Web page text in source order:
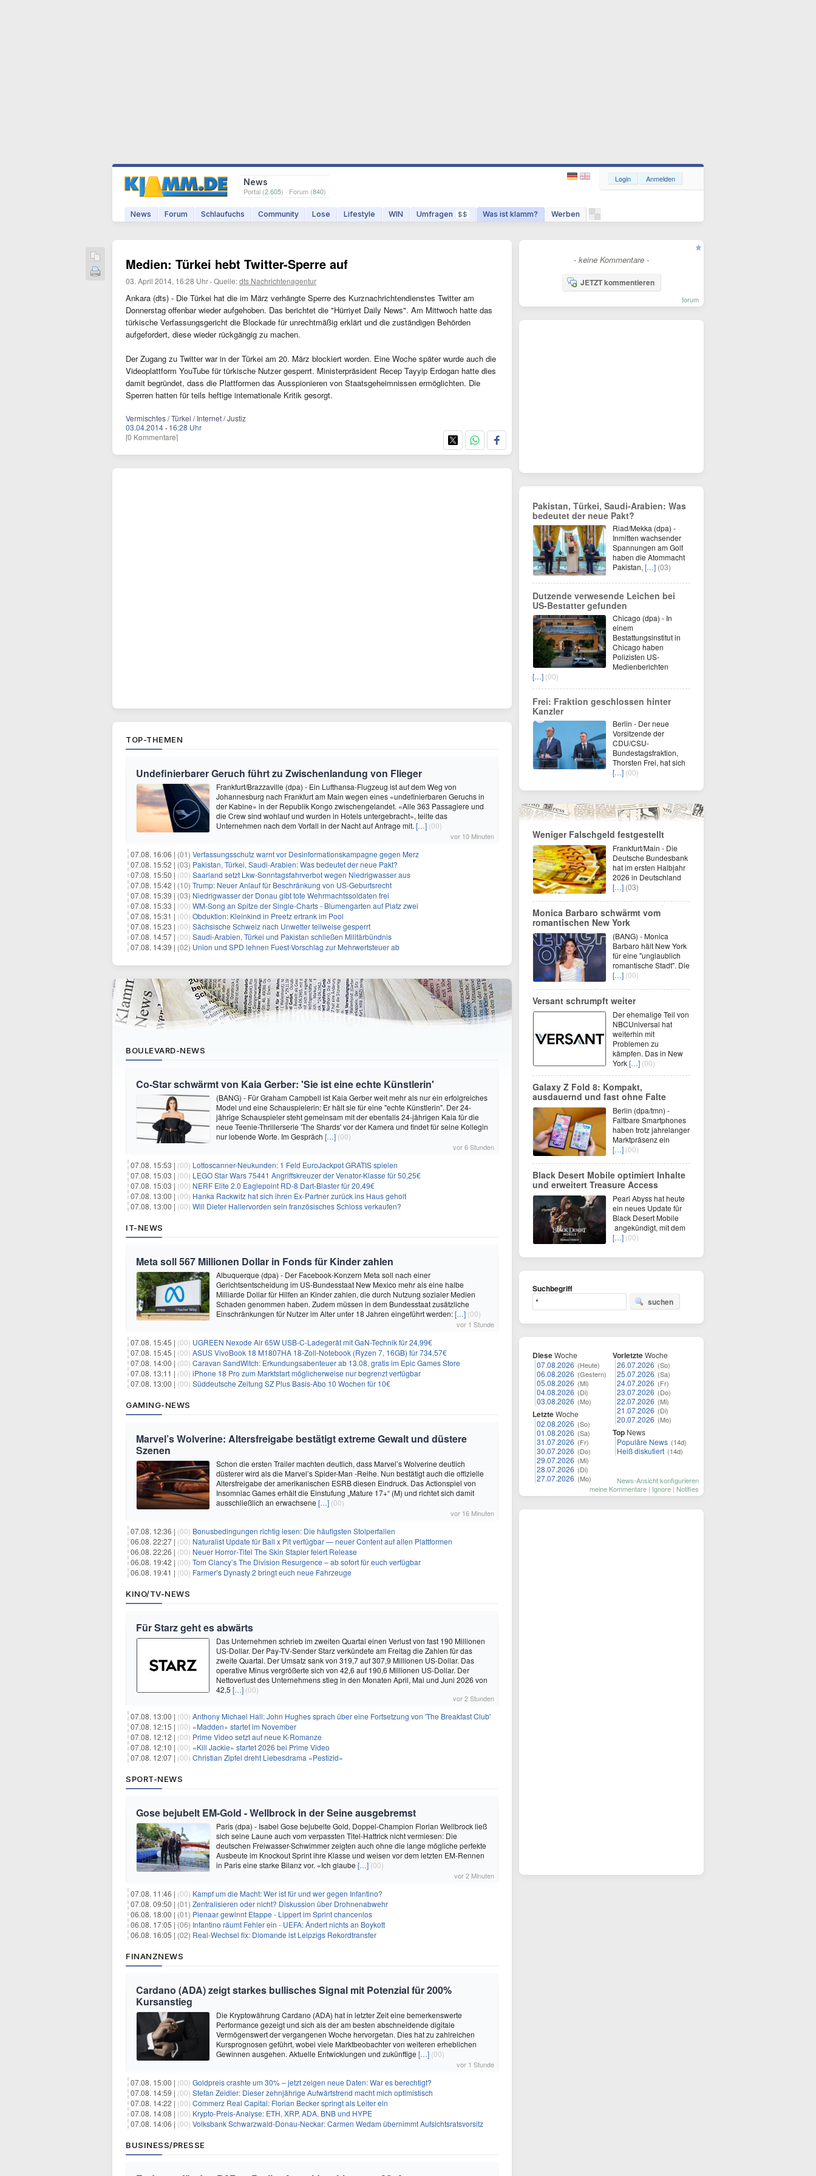
News
Portal (2.605) · Forum (840)
News Forum Schlaufuchs Community Lose Lifestyle WIN Umfragen $$ Was ist klamm? Werben
Login Anmelden
Medien: Türkei hebt Twitter-Sperre auf
03. April 2014, 16:28 Uhr ·Quelle:dts Nachrichtenagentur
Ankara (dts) - Die Türkei hat die im März verhängte Sperre des Kurznachrichtendienstes Twitter am
Donnerstag offenbar wieder aufgehoben. Das berichtet die "Hürriyet Daily News". Am Mittwoch hatte das
türkische Verfassungsgericht die Blockade für unrechtmäßig erklärt und die zuständigen Behörden
aufgefordert, diese wieder rückgängig zu machen.
Der Zugang zu Twitter war in der Türkei am 20. März blockiert worden. Eine Woche später wurde auch die
Videoplattform YouTube für türkische Nutzer gesperrt. Ministerpräsident Recep Tayyip Erdogan hatte dies
damit begründet, dass die Plattformen das Ausspionieren von Staatsgeheimnissen ermöglichten. Die
Sperren hatten für teils heftige internationale Kritik gesorgt.
Vermischtes / Türkei / Internet / Justiz
03.04.2014 · 16:28 Uhr
[0 Kommentare]
TOP-THEMEN
Undefinierbarer Geruch führt zu Zwischenlandung von Flieger
Frankfurt/Brazzaville (dpa) - Ein Lufthansa-Flugzeug ist auf dem Weg von
Johannesburg nach Frankfurt am Main wegen eines «undefinierbaren Geruchs in
der Kabine» in der Republik Kongo zwischengelandet. «Alle 363 Passagiere und
die Crew sind wohlauf und wurden in Hotels untergebracht», teilte das
Unternehmen nach dem Vorfall in der Nacht auf Anfrage mit. […] (00)
vor 10 Minuten
07.08. 16:06 | (01) Verfassungsschutz warnt vor Desinformationskampagne gegen Merz
07.08. 15:52 | (03) Pakistan, Türkei, Saudi-Arabien: Was bedeutet der neue Pakt?
07.08. 15:50 | (00) Saarland setzt Lkw-Sonntagsfahrverbot wegen Niedrigwasser aus
07.08. 15:42 | (10) Trump: Neuer Anlauf für Beschränkung von US-Geburtsrecht
07.08. 15:39 | (03) Niedrigwasser der Donau gibt tote Wehrmachtssoldaten frei
07.08. 15:33 | (00) WM-Song an Spitze der Single-Charts - Blumengarten auf Platz zwei
07.08. 15:31 | (00) Obduktion: Kleinkind in Preetz ertrank im Pool
07.08. 15:23 | (00) Sächsische Schweiz nach Unwetter teilweise gesperrt
07.08. 14:57 | (00) Saudi-Arabien, Türkei und Pakistan schließen Militärbündnis
07.08. 14:39 | (02) Union und SPD lehnen Fuest-Vorschlag zur Mehrwertsteuer ab
BOULEVARD-NEWS
Co-Star schwärmt von Kaia Gerber: 'Sie ist eine echte Künstlerin'
(BANG) - Für Graham Campbell ist Kaia Gerber weit mehr als nur ein erfolgreiches
Model und eine Schauspielerin: Er hält sie für eine "echte Künstlerin". Der 24-
jährige Schauspieler steht gemeinsam mit der ebenfalls 24-jährigen Kaia für die
neue Teenie-Thrillerserie 'The Shards' vor der Kamera und findet für seine Kollegin
nur lobende Worte. Im Gespräch […] (00)
vor 6 Stunden
07.08. 15:53 | (00) Lottoscanner-Neukunden: 1 Feld EuroJackpot GRATIS spielen
07.08. 15:03 | (00) LEGO Star Wars 75441 Angriffskreuzer der Venator-Klasse für 50,25€
07.08. 15:03 | (00) NERF Elite 2.0 Eaglepoint RD-8 Dart-Blaster für 20,49€
07.08. 13:00 | (00) Hanka Rackwitz hat sich ihren Ex-Partner zurück ins Haus geholt
07.08. 13:00 | (00) Will Dieter Hallervorden sein französisches Schloss verkaufen?
IT-NEWS
Meta soll 567 Millionen Dollar in Fonds für Kinder zahlen
Albuquerque (dpa) - Der Facebook-Konzern Meta soll nach einer
Gerichtsentscheidung im US-Bundesstaat New Mexico mehr als eine halbe
Milliarde Dollar für Hilfen an Kinder zahlen, die durch Nutzung sozialer Medien
Schaden genommen haben. Zudem müssen in dem Bundesstaat zusätzliche
Einschränkungen für Nutzer im Alter unter 18 Jahren eingeführt werden:[…] (00)
vor 1 Stunde
07.08. 15:45 | (00) UGREEN Nexode Air 65W USB-C-Ladegerät mit GaN-Technik für 24,99€
07.08. 15:45 | (00) ASUS VivoBook 18 M1807HA 18-Zoll-Notebook (Ryzen 7, 16GB) für 734,57€
07.08. 14:00 | (00) Caravan SandWitch: Erkundungsabenteuer ab 13.08. gratis im Epic Games Store
07.08. 13:11 | (00) iPhone 18 Pro zum Marktstart möglicherweise nur begrenzt verfügbar
07.08. 13:00 | (00) Süddeutsche Zeitung SZ Plus Basis-Abo 10 Wochen für 10€
GAMING-NEWS
Marvel’s Wolverine: Altersfreigabe bestätigt extreme Gewalt und düstere
Szenen
Schon die ersten Trailer machten deutlich, dass Marvel’s Wolverine deutlich
düsterer wird als die Marvel’s Spider-Man -Reihe. Nun bestätigt auch die offizielle
Altersfreigabe der amerikanischen ESRB diesen Eindruck. Das Actionspiel von
Insomniac Games erhält die Einstufung „Mature 17+“ (M) und richtet sich damit
ausschließlich an erwachsene […] (00)
vor 16 Minuten
07.08. 12:36 | (00) Bonusbedingungen richtig lesen: Die häufigsten Stolperfallen
06.08. 22:27 | (00) Naturalist Update für Ball x Pit verfügbar — neuer Content auf allen Plattformen
06.08. 22:26 | (00) Neuer Horror‑Titel The Skin Stapler feiert Release
06.08. 19:42 | (00) Tom Clancy’s The Division Resurgence – ab sofort für euch verfügbar
06.08. 19:41 | (00) Farmer’s Dynasty 2 bringt euch neue Fahrzeuge
KINO/TV-NEWS
Für Starz geht es abwärts
Das Unternehmen schrieb im zweiten Quartal einen Verlust von fast 190 Millionen
US-Dollar. Der Pay-TV-Sender Starz verkündete am Freitag die Zahlen für das
zweite Quartal. Der Umsatz sank von 319,7 auf 307,9 Millionen US-Dollar. Das
operative Minus vergrößerte sich von 42,6 auf 190,6 Millionen US-Dollar. Der
Nettoverlust des Unternehmens stieg in den Monaten April, Mai und Juni 2026 von
42,5 […] (00)
vor 2 Stunden
07.08. 13:00 | (00) Anthony Michael Hall: John Hughes sprach über eine Fortsetzung von 'The Breakfast Club'
07.08. 12:15 | (00) «Madden» startet im November
07.08. 12:12 | (00) Prime Video setzt auf neue K-Romanze
07.08. 12:10 | (00) «Kill Jackie» startet 2026 bei Prime Video
07.08. 12:07 | (00) Christian Zipfel dreht Liebesdrama «Pestizid»
SPORT-NEWS
Gose bejubelt EM-Gold - Wellbrock in der Seine ausgebremst
Paris (dpa) - Isabel Gose bejubelte Gold, Doppel-Champion Florian Wellbrock ließ
sich seine Laune auch vom verpassten Titel-Hattrick nicht vermiesen: Die
deutschen Freiwasser-Schwimmer zeigten auch ohne die lange mögliche perfekte
Ausbeute im Knockout Sprint ihre Klasse und weisen vor dem letzten EM-Rennen
in Paris eine starke Bilanz vor. «Ich glaube […] (00)
vor 2 Minuten
07.08. 11:46 | (00) Kampf um die Macht: Wer ist für und wer gegen Infantino?
07.08. 09:50 | (01) Zentralisieren oder nicht? Diskussion über Drohnenabwehr
06.08. 18:00 | (01) Pienaar gewinnt Etappe - Lippert im Sprint chancenlos
06.08. 17:05 | (06) Infantino räumt Fehler ein - UEFA: Ändert nichts an Boykott
06.08. 16:05 | (02) Real-Wechsel fix: Diomande ist Leipzigs Rekordtransfer
FINANZNEWS
Cardano (ADA) zeigt starkes bullisches Signal mit Potenzial für 200%
Kursanstieg
Die Kryptowährung Cardano (ADA) hat in letzter Zeit eine bemerkenswerte
Performance gezeigt und sich als der am besten abschneidende digitale
Vermögenswert der vergangenen Woche hervorgetan. Dies hat zu zahlreichen
Kursprognosen geführt, wobei viele Marktbeobachter von weiteren erheblichen
Gewinnen ausgehen. Aktuelle Entwicklungen und zukünftige […] (00)
vor 1 Stunde
07.08. 15:00 | (00) Goldpreis crashte um 30% – jetzt zeigen neue Daten: War es berechtigt?
07.08. 14:59 | (00) Stefan Zeidler: Dieser zehnjährige Aufwärtstrend macht mich optimistisch
07.08. 14:22 | (00) Commerz Real Capital: Florian Becker springt als Leiter ein
07.08. 14:08 | (00) Krypto-Preis-Analyse: ETH, XRP, ADA, BNB und HYPE
07.08. 14:06 | (00) Volksbank Schwarzwald-Donau-Neckar: Carmen Wedam übernimmt Aufsichtsratsvorsitz
BUSINESS/PRESSE
- keine Kommentare -
JETZT kommentieren
forum
Pakistan, Türkei, Saudi-Arabien: Was
bedeutet der neue Pakt?
Riad/Mekka (dpa) -
Inmitten wachsender
Spannungen am Golf
haben die Atommacht
Pakistan, […] (03)
Dutzende verwesende Leichen bei
US-Bestatter gefunden
Chicago (dpa) - In
einem
Bestattungsinstitut in
Chicago haben
Polizisten US-
Medienberichten
[…] (00)
Frei: Fraktion geschlossen hinter
Kanzler
Berlin - Der neue
Vorsitzende der
CDU/CSU-
Bundestagsfraktion,
Thorsten Frei, hat sich
[…] (00)
Weniger Falschgeld festgestellt
Frankfurt/Main - Die
Deutsche Bundesbank
hat im ersten Halbjahr
2026 in Deutschland
[…] (03)
Monica Barbaro schwärmt vom
romantischen New York
(BANG) - Monica
Barbaro hält New York
für eine "unglaublich
romantische Stadt". Die
[…] (00)
Versant schrumpft weiter
Der ehemalige Teil von
NBCUniversal hat
weiterhin mit
Problemen zu
kämpfen. Das in New
York[…] (00)
Galaxy Z Fold 8: Kompakt,
ausdauernd und fast ohne Falte
Berlin (dpa/tmn) -
Faltbare Smartphones
haben trotz jahrelanger
Marktpräsenz ein
[…] (00)
Black Desert Mobile optimiert Inhalte
und erweitert Treasure Access
Pearl Abyss hat heute
ein neues Update für
Black Desert Mobile
angekündigt, mit dem
[…] (00)
Suchbegriff
suchen
DieseWoche
07.08.2026 (Heute)
06.08.2026 (Gestern)
05.08.2026 (Mi)
04.08.2026 (Di)
03.08.2026 (Mo)
LetzteWoche
02.08.2026 (So)
01.08.2026 (Sa)
31.07.2026 (Fr)
30.07.2026 (Do)
29.07.2026 (Mi)
28.07.2026 (Di)
27.07.2026 (Mo)
VorletzteWoche
26.07.2026 (So)
25.07.2026 (Sa)
24.07.2026 (Fr)
23.07.2026 (Do)
22.07.2026 (Mi)
21.07.2026 (Di)
20.07.2026 (Mo)
Top News
Populäre News (14d)
Heiß diskutiert (14d)
News-Ansicht konfigurieren
meine Kommentare | Ignore | Notifies